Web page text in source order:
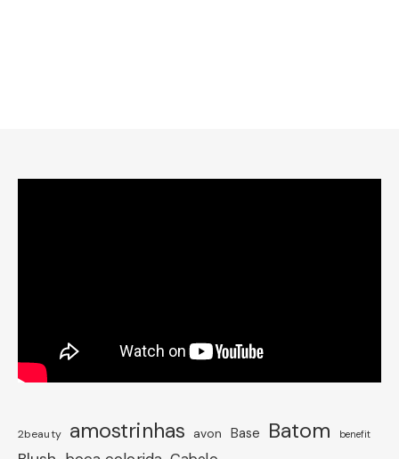
2beauty amostrinhas avon Base Batom benefit